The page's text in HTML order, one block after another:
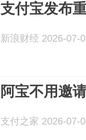
支付宝发布
新浪财经 2026-07-
阿宝不用邀
支付之家 2026-07-